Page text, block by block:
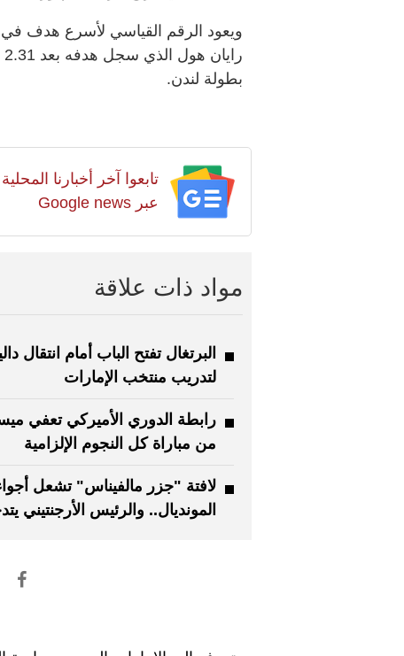
ويعود الرقم القياسي لأسرع هدف في
بطولة لندن.
تابعوا آخر أخبارنا
عبر Google news
مواد ذات علاقة
البرتغال تفتح الباب أمام انتقال
لتدريب منتخب الإمارات
رابطة الدوري الأميركي تعفي
من مباراة كل النجوم الإلزامية
لافتة "جزر مالفيناس" تشعل
المونديال.. والرئيس الأرجنتيني